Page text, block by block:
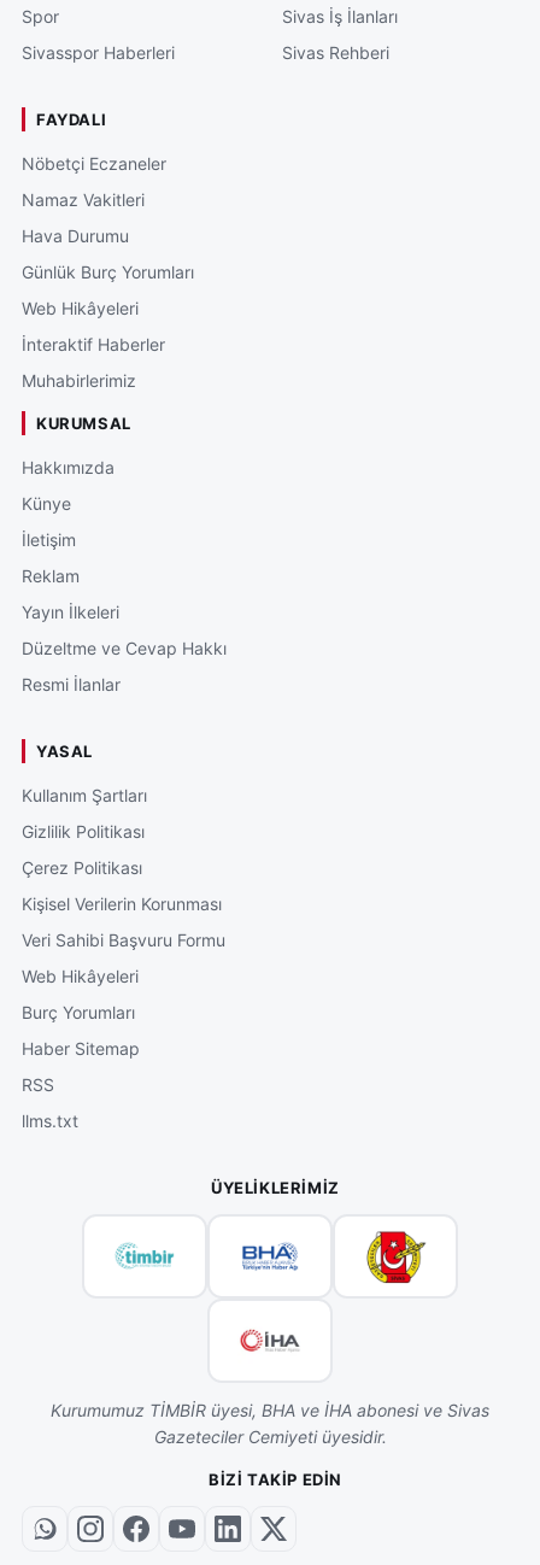
Spor
Sivasspor Haberleri
Sivas İş İlanları
Sivas Rehberi
FAYDALI
Nöbetçi Eczaneler
Namaz Vakitleri
Hava Durumu
Günlük Burç Yorumları
Web Hikâyeleri
İnteraktif Haberler
Muhabirlerimiz
KURUMSAL
Hakkımızda
Künye
İletişim
Reklam
Yayın İlkeleri
Düzeltme ve Cevap Hakkı
Resmi İlanlar
YASAL
Kullanım Şartları
Gizlilik Politikası
Çerez Politikası
Kişisel Verilerin Korunması
Veri Sahibi Başvuru Formu
Web Hikâyeleri
Burç Yorumları
Haber Sitemap
RSS
llms.txt
ÜYELIKLERIMIZ
Kurumumuz TİMBİR üyesi, BHA ve İHA abonesi ve Sivas
Gazeteciler Cemiyeti üyesidir.
BIZI TAKIP EDIN